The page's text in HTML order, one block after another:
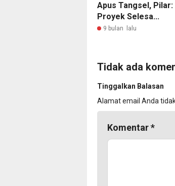
Apus Tangsel, Pilar:
Proyek Selesa...
9 bulan lalu
Tidak ada
Tinggalkan Balasan
Alamat email Anda
Komentar*